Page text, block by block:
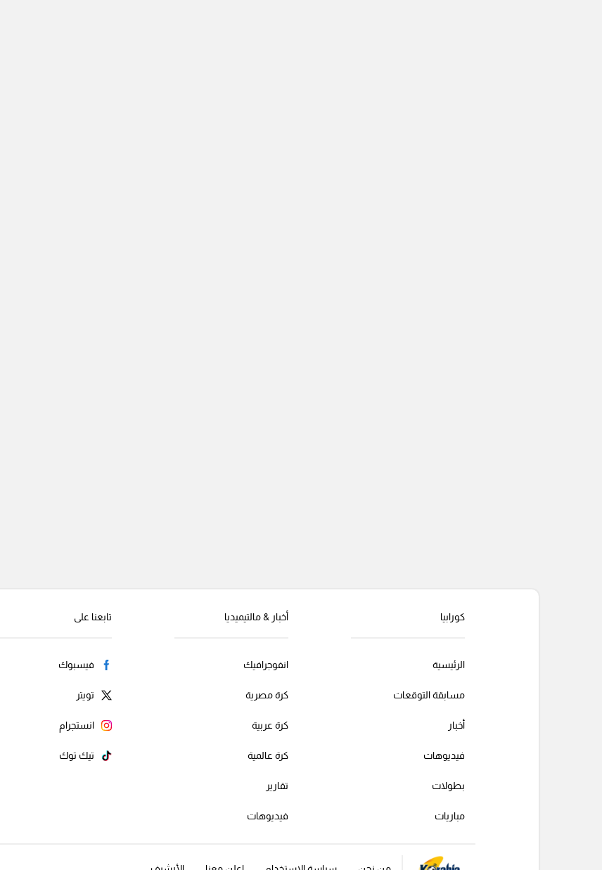
كورابيا
الرئيسية
مسابقة التوقعات
أخبار
فيديوهات
بطولات
مباريات
أخبار & مالتيميديا
انفوجرافيك
كرة مصرية
كرة عربية
كرة عالمية
تقارير
فيديوهات
تابعنا على
فيسبوك
تويتر
انستجرام
تيك توك